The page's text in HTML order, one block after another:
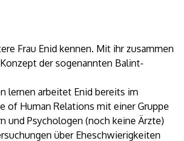
Frau Enid kennen. Mit ihr zusammen
der sogenannten Balint-
lernen arbeitet Enid bereits im
of Human Relations mit einer Gruppe
und Psychologen (noch keine Ärzte)
über Eheschwierigkeiten